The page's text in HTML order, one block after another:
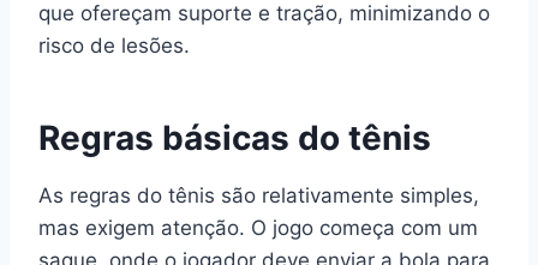
que ofereçam suporte e tração, minimizando o
risco de lesões.
Regras básicas do tênis
As regras do tênis são relativamente simples,
mas exigem atenção. O jogo começa com um
saque, onde o jogador deve enviar a bola para